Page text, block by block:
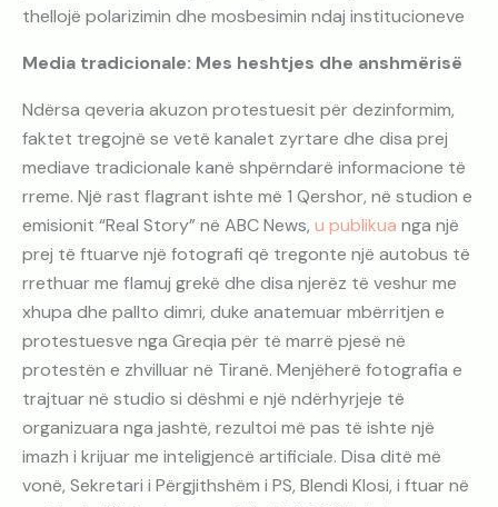
thellojë polarizimin dhe mosbesimin ndaj institucioneve
Media tradicionale: Mes heshtjes dhe anshmërisë
Ndërsa qeveria akuzon protestuesit për dezinformim,
faktet tregojnë se vetë kanalet zyrtare dhe disa prej
mediave tradicionale kanë shpërndarë informacione të
rreme. Një rast flagrant ishte më 1 Qershor, në studion e
emisionit “Real Story” në ABC News, u publikua nga një
prej të ftuarve një fotografi që tregonte një autobus të
rrethuar me flamuj grekë dhe disa njerëz të veshur me
xhupa dhe pallto dimri, duke anatemuar mbërritjen e
protestuesve nga Greqia për të marrë pjesë në
protestën e zhvilluar në Tiranë. Menjëherë fotografia e
trajtuar në studio si dëshmi e një ndërhyrjeje të
organizuara nga jashtë, rezultoi më pas të ishte një
imazh i krijuar me inteligjencë artificiale. Disa ditë më
vonë, Sekretari i Përgjithshëm i PS, Blendi Klosi, i ftuar në